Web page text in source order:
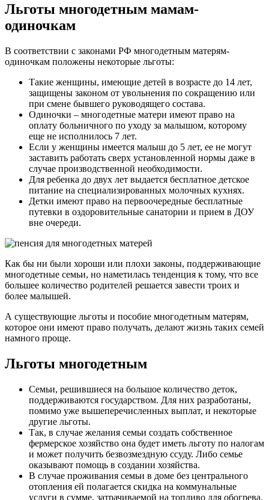
Льготы многодетным мамам-
одиночкам
В соответствии с законами РФ многодетным матерям-
одиночкам положены некоторые льготы:
Такие женщины, имеющие детей в возрасте до 14 лет,
защищены законом от увольнения по сокращению или
при смене бывшего руководящего состава.
Одиночки – многодетные матери имеют право на
оплату больничного по уходу за малышом, которому
еще не исполнилось 7 лет.
Если у женщины имеется малыш до 5 лет, ее не могут
заставить работать сверх установленной нормы даже в
случае производственной необходимости.
Для ребенка до двух лет выдается бесплатное детское
питание на специализированных молочных кухнях.
Детки имеют право на первоочередные бесплатные
путевки в оздоровительные санатории и прием в ДОУ
вне очереди.
Как бы ни были хороши или плохи законы, поддерживающие
многодетные семьи, но наметилась тенденция к тому, что все
большее количество родителей решается завести троих и
более малышей.
А существующие льготы и пособие многодетным матерям,
которое они имеют право получать, делают жизнь таких семей
намного проще.
Льготы многодетным
Семьи, решившиеся на большое количество деток,
поддерживаются государством. Для них разработаны,
помимо уже вышеперечисленных выплат, и некоторые
другие льготы.
Так, в случае желания семьи создать собственное
фермерское хозяйство она будет иметь льготу по налогам
и может получить безвозмездную ссуду. Либо семье
оказывают помощь в создании хозяйства.
В случае проживания семьи в доме без центрального
отопления ей полагается скидка на коммунальные
услуги в сумме, затрачиваемой на топливо для обогрева.